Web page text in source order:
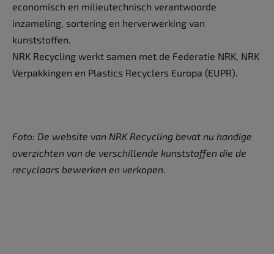
economisch en milieutechnisch verantwoorde
inzameling, sortering en herverwerking van
kunststoffen.
NRK Recycling werkt samen met de Federatie NRK, NRK
Verpakkingen en Plastics Recyclers Europa (EUPR).
Foto: De website van NRK Recycling bevat nu handige
overzichten van de verschillende kunststoffen die de
recyclaars bewerken en verkopen.